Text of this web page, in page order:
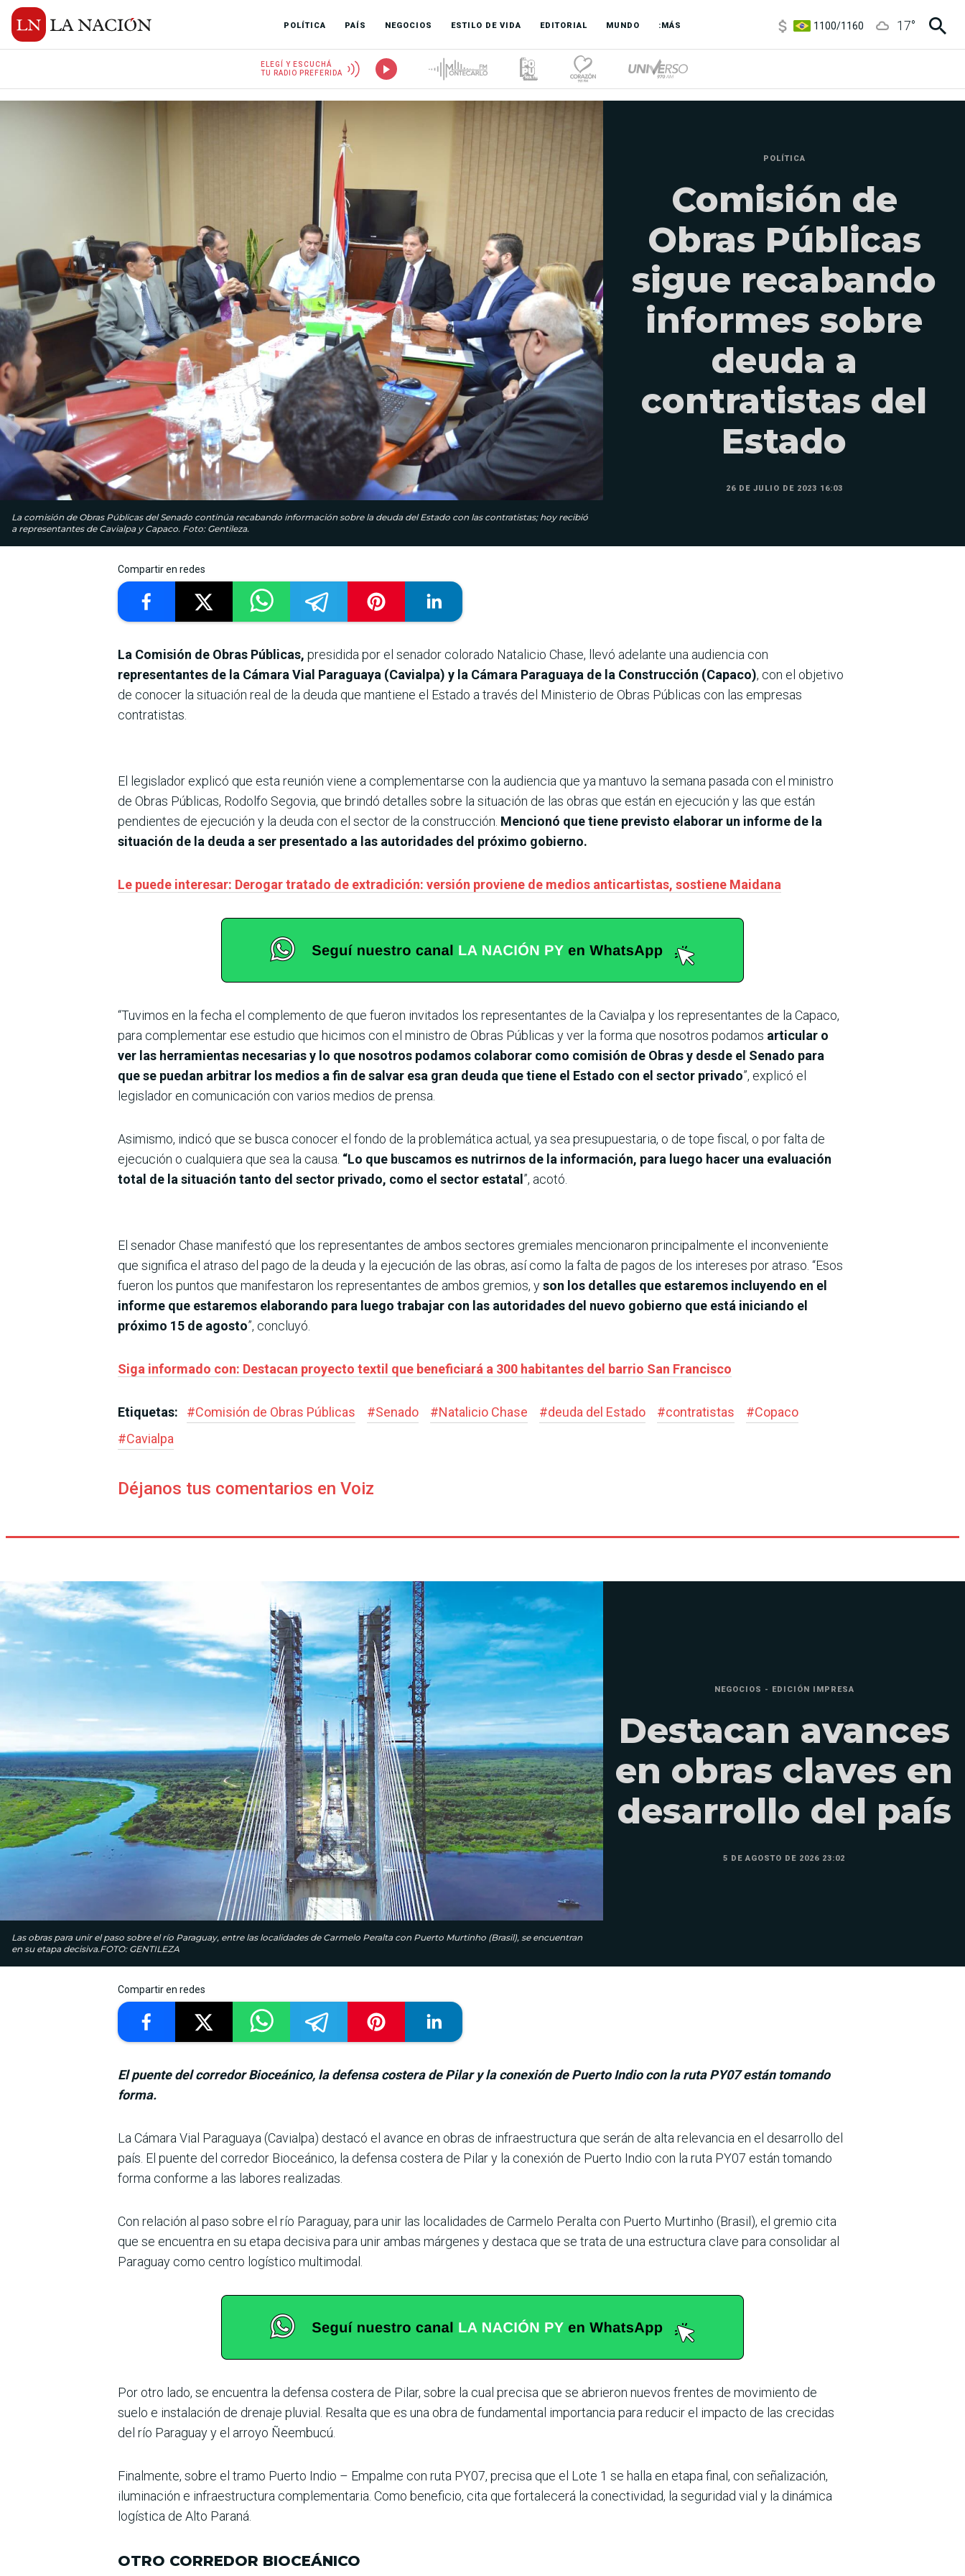
POLÍTICA PAÍS NEGOCIOS ESTILO DE VIDA EDITORIAL MUNDO :MÁS
3,8/4
17°
ELEGÍ Y ESCUCHÁ
TU RADIO PREFERIDA
La comisión de Obras Públicas del Senado continúa recabando información sobre la deuda del Estado con las contratistas; hoy recibió
a representantes de Cavialpa y Capaco. Foto: Gentileza.
POLÍTICA
Comisión de
Obras Públicas
sigue recabando
informes sobre
deuda a
contratistas del
Estado
26 DE JULIO DE 2023 16:03
Compartir en redes
La Comisión de Obras Públicas, presidida por el senador colorado Natalicio Chase, llevó adelante una audiencia con
representantes de la Cámara Vial Paraguaya (Cavialpa) y la Cámara Paraguaya de la Construcción (Capaco), con el objetivo
de conocer la situación real de la deuda que mantiene el Estado a través del Ministerio de Obras Públicas con las empresas
contratistas.
El legislador explicó que esta reunión viene a complementarse con la audiencia que ya mantuvo la semana pasada con el ministro
de Obras Públicas, Rodolfo Segovia, que brindó detalles sobre la situación de las obras que están en ejecución y las que están
pendientes de ejecución y la deuda con el sector de la construcción. Mencionó que tiene previsto elaborar un informe de la
situación de la deuda a ser presentado a las autoridades del próximo gobierno.
Le puede interesar: Derogar tratado de extradición: versión proviene de medios anticartistas, sostiene Maidana
“Tuvimos en la fecha el complemento de que fueron invitados los representantes de la Cavialpa y los representantes de la Capaco,
para complementar ese estudio que hicimos con el ministro de Obras Públicas y ver la forma que nosotros podamos articular o
ver las herramientas necesarias y lo que nosotros podamos colaborar como comisión de Obras y desde el Senado para
que se puedan arbitrar los medios a fin de salvar esa gran deuda que tiene el Estado con el sector privado”, explicó el
legislador en comunicación con varios medios de prensa.
Asimismo, indicó que se busca conocer el fondo de la problemática actual, ya sea presupuestaria, o de tope fiscal, o por falta de
ejecución o cualquiera que sea la causa. “Lo que buscamos es nutrirnos de la información, para luego hacer una evaluación
total de la situación tanto del sector privado, como el sector estatal”, acotó.
El senador Chase manifestó que los representantes de ambos sectores gremiales mencionaron principalmente el inconveniente
que significa el atraso del pago de la deuda y la ejecución de las obras, así como la falta de pagos de los intereses por atraso. “Esos
fueron los puntos que manifestaron los representantes de ambos gremios, yson los detalles que estaremos incluyendo en el
informe que estaremos elaborando para luego trabajar con las autoridades del nuevo gobierno que está iniciando el
próximo 15 de agosto”, concluyó.
Siga informado con: Destacan proyecto textil que beneficiará a 300 habitantes del barrio San Francisco
Etiquetas: #Comisión de Obras Públicas #Senado #Natalicio Chase #deuda del Estado #contratistas #Copaco
#Cavialpa
Déjanos tus comentarios en Voiz
Las obras para unir el paso sobre el río Paraguay, entre las localidades de Carmelo Peralta con Puerto Murtinho (Brasil), se encuentran
en su etapa decisiva.FOTO: GENTILEZA
NEGOCIOS - EDICIÓN IMPRESA
Destacan avances
en obras claves en
desarrollo del país
5 DE AGOSTO DE 2026 23:02
Compartir en redes
El puente del corredor Bioceánico, la defensa costera de Pilar y la conexión de Puerto Indio con la ruta PY07 están tomando
forma.
La Cámara Vial Para­guaya (Cavialpa) des­tacó el avance en obras de infraestructura que serán de alta relevancia en el desa­rrollo del
país. El puente del corredor Bioceánico, la defensa costera de Pilar y la conexión de Puerto Indio con la ruta PY07 están tomando
forma conforme a las labores realizadas.
Con relación al paso sobre el río Paraguay, para unir las localidades de Carmelo Peralta con Puerto Murtinho (Brasil), el gremio cita
que se encuentra en su etapa deci­siva para unir ambas már­genes y destaca que se trata de una estructura clave para consolidar al
Paraguay como centro logístico multimodal.
Por otro lado, se encuentra la defensa costera de Pilar, sobre la cual precisa que se abrieron nuevos frentes de movimiento de
suelo e ins­talación de drenaje pluvial. Resalta que es una obra de fundamental importancia para reducir el impacto de las crecidas
del río Paraguay y el arroyo Ñeembucú.
Finalmente, sobre el tramo Puerto Indio – Empalme con ruta PY07, precisa que el Lote 1 se halla en etapa final, con señalización,
iluminación e infraestructura complemen­taria. Como beneficio, cita que fortalecerá la conectividad, la seguridad vial y la dinámica
logística de Alto Paraná.
OTRO CORREDOR BIOCEÁNICO